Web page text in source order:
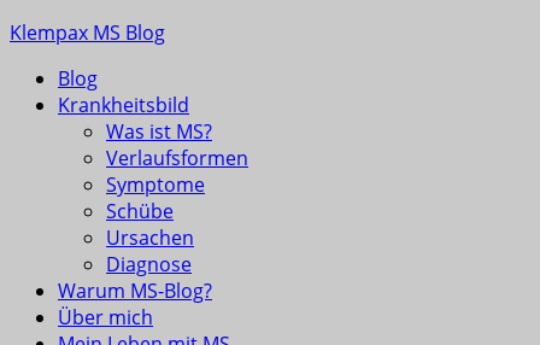
Skip
content
Klempax MS Blog
Infos, Fragen, Antworten für und von MSlern
Blog
Krankheitsbild
Was ist MS?
Verlaufsformen
Symptome
Schübe
Ursachen
Diagnose
Warum MS-Blog?
Über mich